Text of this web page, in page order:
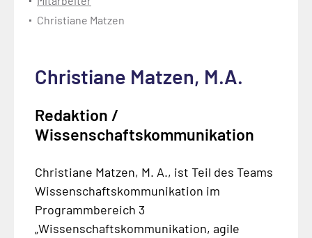
Christiane Matzen
Christiane Matzen, M.A.
Redaktion /
Wissenschaftskommunikation
Christiane Matzen, M. A., ist Teil des Teams
Wissenschaftskommunikation im
Programmbereich 3
„Wissenschaftskommunikation, agile